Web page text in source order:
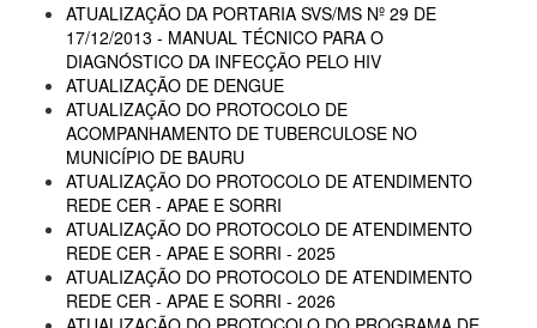
ATUALIZAÇÃO DA PORTARIA SVS/MS Nº 29 DE
17/12/2013 - MANUAL TÉCNICO PARA O
DIAGNÓSTICO DA INFECÇÃO PELO HIV
ATUALIZAÇÃO DE DENGUE
ATUALIZAÇÃO DO PROTOCOLO DE
ACOMPANHAMENTO DE TUBERCULOSE NO
MUNICÍPIO DE BAURU
ATUALIZAÇÃO DO PROTOCOLO DE ATENDIMENTO
REDE CER - APAE E SORRI
ATUALIZAÇÃO DO PROTOCOLO DE ATENDIMENTO
REDE CER - APAE E SORRI - 2025
ATUALIZAÇÃO DO PROTOCOLO DE ATENDIMENTO
REDE CER - APAE E SORRI - 2026